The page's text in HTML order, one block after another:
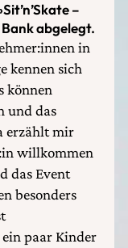
–
abgelegt.
in
kennen sich
können
und das
erzählt mir
willkommen
das Event
besonders
paar Kinder